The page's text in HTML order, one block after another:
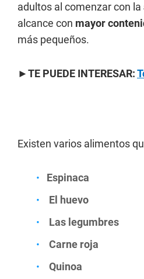
adultos al comenzar con la
alcance con mayor
más pequeños.
►TE PUEDE INTERESAR:
Existen varios alimentos
Espinaca
El huevo
Las legumbres
Carne roja
Quinoa